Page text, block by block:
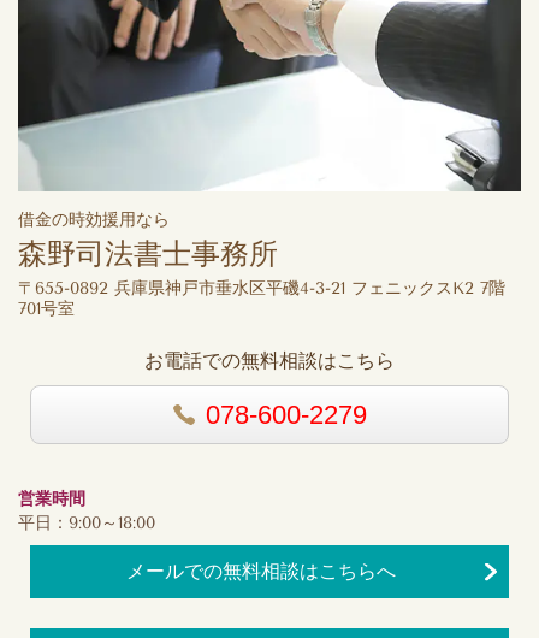
借金の時効援用なら
森野司法書士事務所
〒655-0892 兵庫県神戸市垂水区平磯4-3-21 フェニックスK2 7階
701号室
お電話での無料相談はこちら
078-600-2279
営業時間
平日：9:00～18:00
メールでの無料相談はこちらへ